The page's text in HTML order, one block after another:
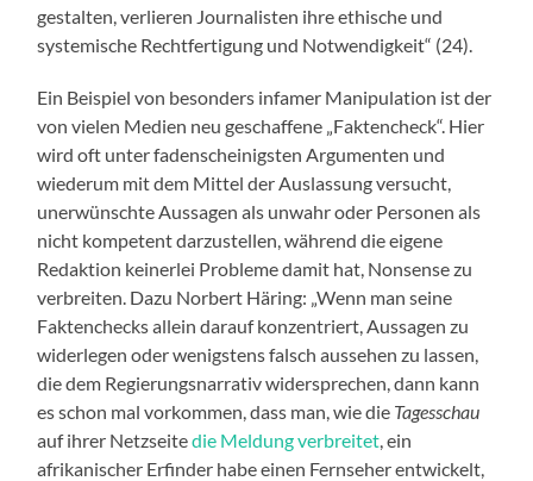
gestalten, verlieren Journalisten ihre ethische und
systemische Rechtfertigung und Notwendigkeit“ (24).
Ein Beispiel von besonders infamer Manipulation ist der
von vielen Medien neu geschaffene „Faktencheck“. Hier
wird oft unter fadenscheinigsten Argumenten und
wiederum mit dem Mittel der Auslassung versucht,
unerwünschte Aussagen als unwahr oder Personen als
nicht kompetent darzustellen, während die eigene
Redaktion keinerlei Probleme damit hat, Nonsense zu
verbreiten. Dazu Norbert Häring: „Wenn man seine
Faktenchecks allein darauf konzentriert, Aussagen zu
widerlegen oder wenigstens falsch aussehen zu lassen,
die dem Regierungsnarrativ widersprechen, dann kann
es schon mal vorkommen, dass man, wie die Tagesschau
auf ihrer Netzseitedie Meldung verbreitet , ein
afrikanischer Erfinder habe einen Fernseher entwickelt,